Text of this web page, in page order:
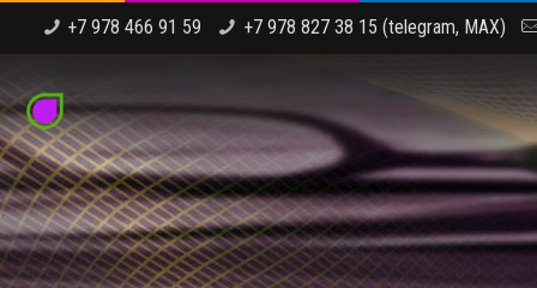
+7 978 466 91 59 +7 978 827 38 15 (telegram, MAX)